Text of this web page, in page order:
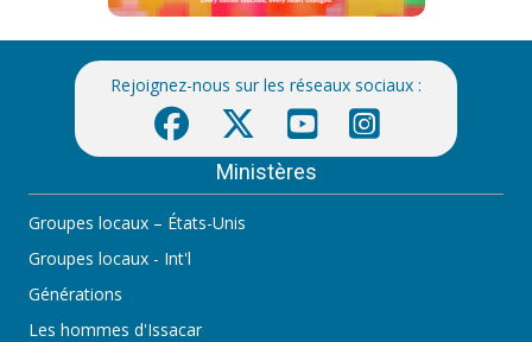
Rejoignez-nous sur les réseaux sociaux :
Ministères
Groupes locaux – États-Unis
Groupes locaux - Int'l
Générations
Les hommes d'Issacar